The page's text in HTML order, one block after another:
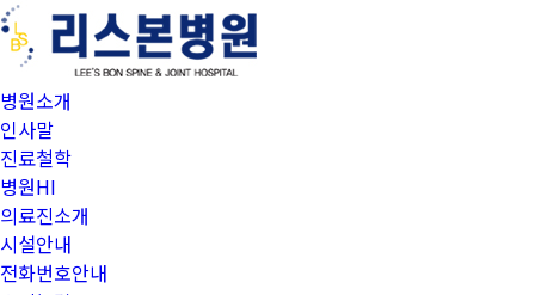
병원소개
인사말
진료철학
병원HI
의료진소개
시설안내
전화번호안내